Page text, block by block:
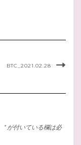
BTC_2021.02.28
* が付いている欄は必